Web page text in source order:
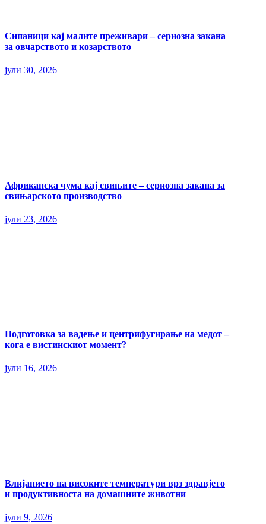
Сипаници кај малите преживари – сериозна закана
за овчарството и козарството
јули 30, 2026
Африканска чума кај свињите – сериозна закана за
свињарското производство
јули 23, 2026
Подготовка за вадење и центрифугирање на медот –
кога е вистинскиот момент?
јули 16, 2026
Влијанието на високите температури врз здравјето
и продуктивноста на домашните животни
јули 9, 2026